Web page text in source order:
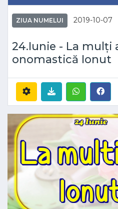
ZIUA NUMELUI 2019-10-07
24.Iunie - La mulți
onomastică Ionut